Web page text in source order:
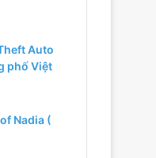
Auto
phố Việt
Nadia (